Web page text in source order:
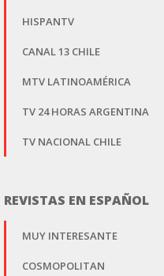
HISPANTV
CANAL 13 CHILE
MTV LATINOAMÉRICA
TV 24 HORAS ARGENTINA
TV NACIONAL CHILE
REVISTAS EN ESPAÑOL
MUY INTERESANTE
COSMOPOLITAN